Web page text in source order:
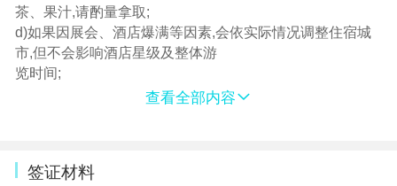
茶、果汁,请酌量拿取;
d)如果因展会、酒店爆满等因素,会依实际情况调整住宿城
市,但不会影响酒店星级及整体游
览时间;
根据实际情况进行调整;
查看全部内容
签证材料